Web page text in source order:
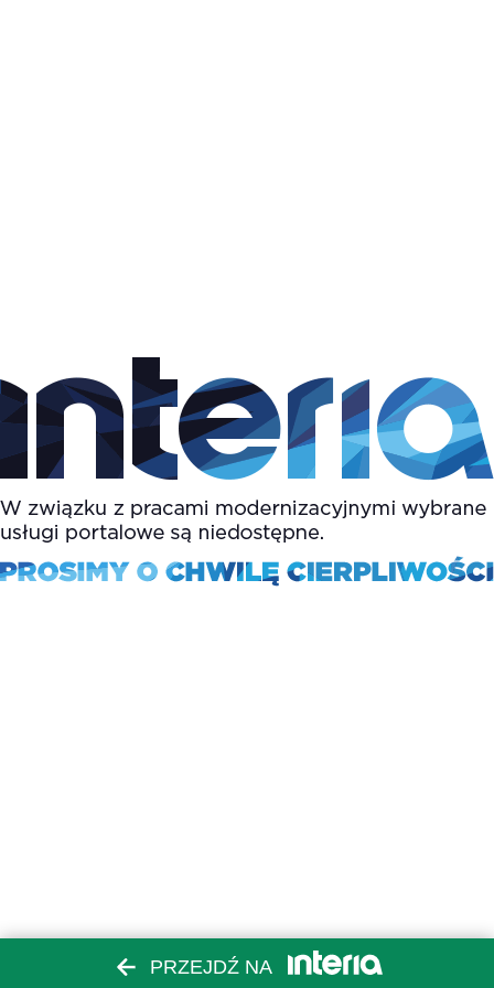
PRZEJDŹ NA